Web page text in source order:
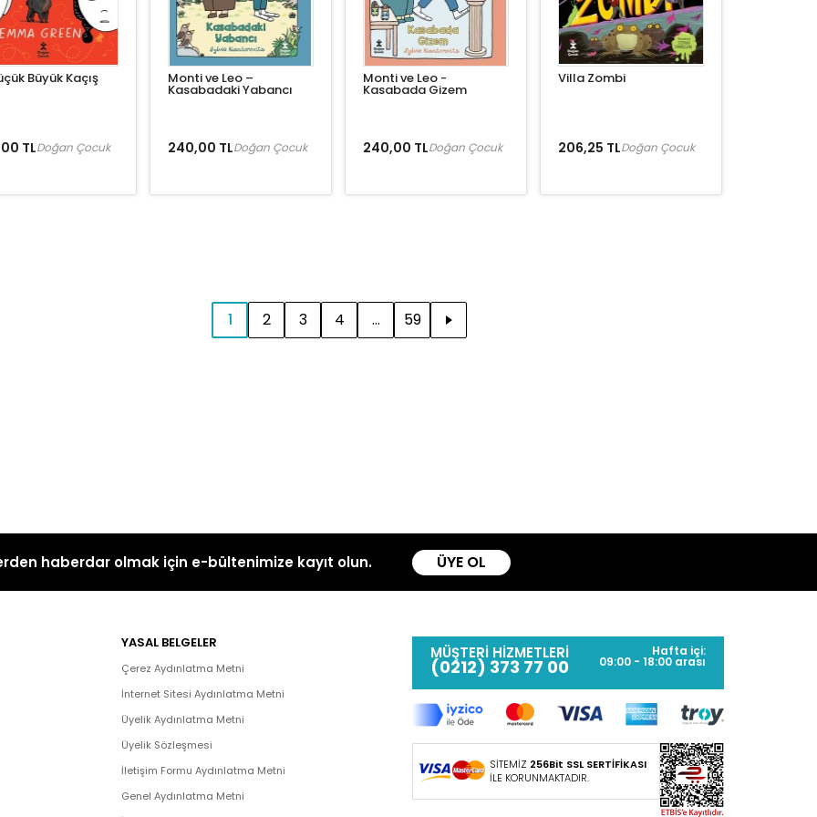
Büyük Kaçış
TLDoğan Çocuk
Monti ve Leo –
Kasabadaki Yabancı
240,00 TLDoğan Çocuk
Monti ve Leo -
Kasabada Gizem
240,00 TLDoğan Çocuk
Villa Zombi
206,25 TLDoğan Çocuk
1 2 3 4 ... 59
haberdar olmak için e-bültenimize kayıt olun. ÜYE OL
YASAL BELGELER
Çerez Aydınlatma Metni
İnternet Sitesi Aydınlatma Metni
Üyelik Aydınlatma Metni
Üyelik Sözleşmesi
İletişim Formu Aydınlatma Metni
Genel Aydınlatma Metni
MÜŞTERİ HİZMETLERİ
(0212) 373 77 00
Hafta içi:
09:00 - 18:00 arası
SİTEMİZ 256Bit SSL SERTİFİKASI
İLE KORUNMAKTADIR.